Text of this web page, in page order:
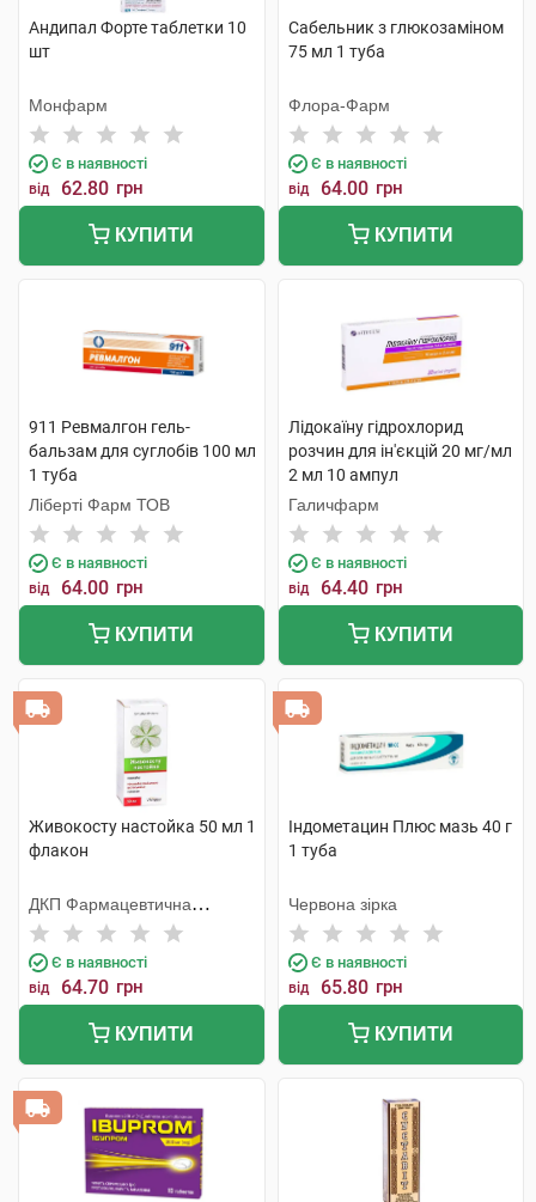
Андипал Форте таблетки 10
шт
Монфарм
Є в наявності
від 62.80 грн
КУПИТИ
Сабельник з глюкозамiном
75 мл 1 туба
Флора-Фарм
Є в наявності
від 64.00 грн
КУПИТИ
911 Ревмалгон гель-
бальзам для суглобів 100 мл
1 туба
Ліберті Фарм ТОВ
Є в наявності
від 64.00 грн
КУПИТИ
Лідокаїну гідрохлорид
розчин для ін'єкцій 20 мг/мл
2 мл 10 ампул
Галичфарм
Є в наявності
від 64.40 грн
КУПИТИ
Живокосту настойка 50 мл 1
флакон
ДКП Фармацевтична
фабрика
Є в наявності
від 64.70 грн
КУПИТИ
Індометацин Плюс мазь 40 г
1 туба
Червона зірка
Є в наявності
від 65.80 грн
КУПИТИ